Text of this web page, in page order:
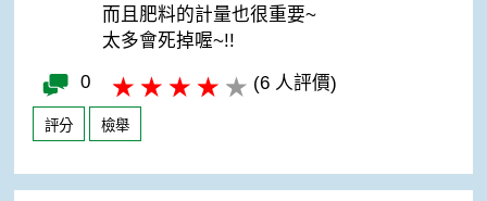
而且肥料的計量也很重要~
太多會死掉喔~!!
0 (6 人評價)
評分 檢舉